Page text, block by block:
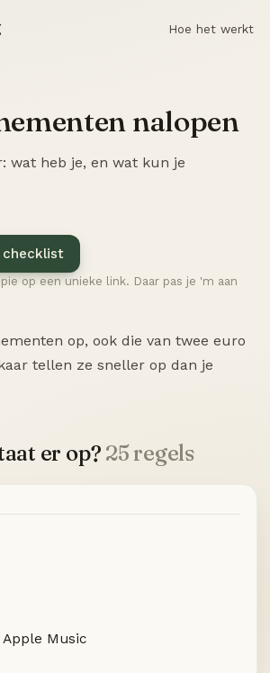
Hoe het werkt
nalopen
wat heb je, en wat kun je
checklist
op een unieke link. Daar pas je 'm aan
op, ook die van twee euro
tellen ze sneller op dan je
er op? 25 regels
Music